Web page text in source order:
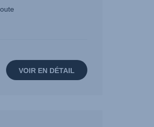
VOIR EN DÉTAIL